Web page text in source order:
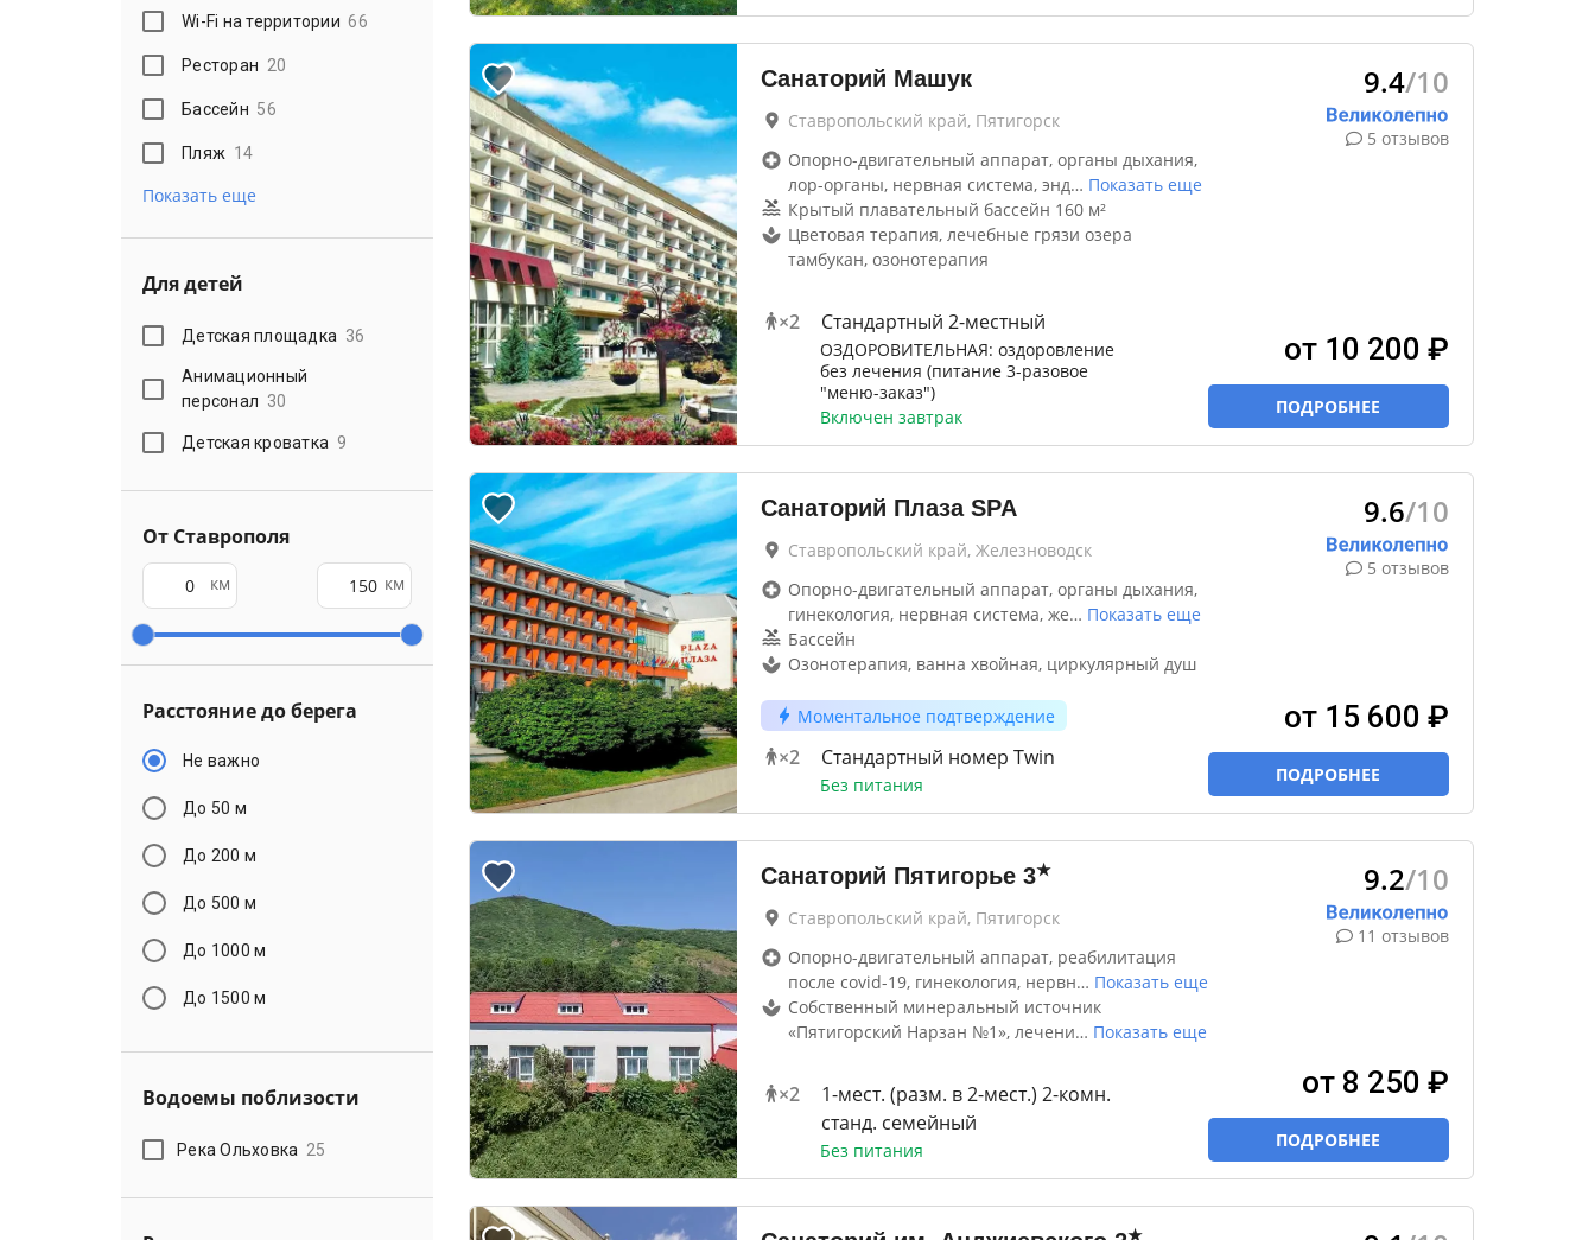
Wi-Fi на территории 66
Ресторан 20
Бассейн 56
Пляж 14
Показать еще
Для детей
Детская площадка 36
Анимационный
персонал 30
Детская кроватка 9
От Ставрополя
км км
Расстояние до берега
Не важно
До 50 м
До 200 м
До 500 м
До 1000 м
До 1500 м
Водоемы поблизости
Река Ольховка 25
Санаторий Машук
Ставропольский край, Пятигорск
Опорно-двигательный аппарат, органы дыхания,
лор-органы, нервная система, энд… Показать еще
Крытый плавательный бассейн 160 м²
Цветовая терапия, лечебные грязи озера
тамбукан, озонотерапия
×2 Стандартный 2-местный
ОЗДОРОВИТЕЛЬНАЯ: оздоровление
без лечения (питание 3-разовое
"меню-заказ")
Включен завтрак
9.4/10
5 отзывов
от 10 200 ₽
ПОДРОБНЕЕ
Санаторий Плаза SPA
Ставропольский край, Железноводск
Опорно-двигательный аппарат, органы дыхания,
гинекология, нервная система, же… Показать еще
Бассейн
Озонотерапия, ванна хвойная, циркулярный душ
Моментальное подтверждение
×2 Стандартный номер Twin
Без питания
9.6/10
5 отзывов
от 15 600 ₽
ПОДРОБНЕЕ
Санаторий Пятигорье 3★
Ставропольский край, Пятигорск
Опорно-двигательный аппарат, реабилитация
после covid-19, гинекология, нервн… Показать еще
Собственный минеральный источник
«Пятигорский Нарзан №1», лечени… Показать еще
×2
1-мест. (разм. в 2-мест.) 2-комн.
станд. семейный
Без питания
9.2/10
11 отзывов
от 8 250 ₽
ПОДРОБНЕЕ
★